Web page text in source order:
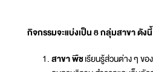
กิจกรรมจะแบ่งเป็น 8 กลุ่มสาขา ดังนี้
สาขา พืชเรียนรู้ส่วนต่าง ๆ ข